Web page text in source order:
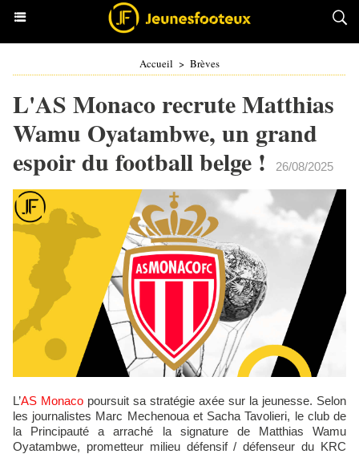
Accueil > Brèves
L'AS Monaco recrute Matthias
Wamu Oyatambwe, un grand
espoir du football belge !
26/08/2025
L’AS Monaco poursuit sa stratégie axée sur la jeunesse. Selon
les journalistes Marc Mechenoua et Sacha Tavolieri, le club de
la Principauté a arraché la signature de Matthias Wamu
Oyatambwe, prometteur milieu défensif / défenseur du KRC